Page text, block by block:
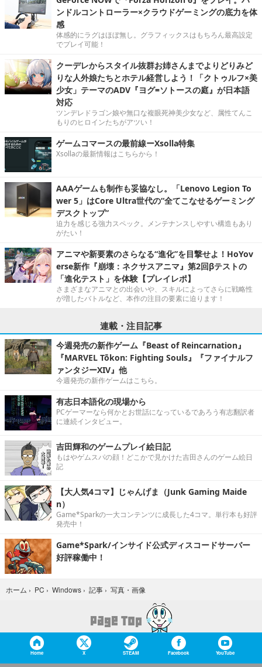
ンドルコントローラー×クラウドゲーミングの底力を体
感
体感的にラグはほぼ無し。グラフィックスはもちろん最高設定
でプレイ可能！
クーデレからスタイル抜群お姉さんまでよりどりみど
りな人外娘たちとホテル経営しよう！「クトゥルフ×美
少女」テーマのADV『ヨグ=ソトースの庭』が日本語
対応
ツンデレドラゴン娘や無口な複眼死神美少女など、属性てんこ
もりのヒロインたちがアツい！
ゲームコマースの最前線ーXsolla特集
Xsollaの最新情報はこちらから！
AAAゲームも制作も妥協なし。「Lenovo Legion To
wer 5」はCore Ultra世代の“全てこなせるゲーミング
デスクトップ”
迫力を感じる強力スペック。メンテナンスしやすい構造もあり
がたい！
アニマや新要素のさらなる“進化”を目撃せよ！HoYov
erse新作『崩壊：ネクサスアニマ』第2回βテストの
「進化テスト」を体験【プレイレポ】
さまざまなアニマとの出会いや、スキルによってさらに戦略性
が増したバトルなど、本作の注目の要素に迫ります！
連載・注目記事
今週発売の新作ゲーム『Beast of Reincarnation』
『MARVEL Tōkon: Fighting Souls』『ファイナルフ
ァンタジーXIV』他
今週発売の新作ゲームはこちら。
有志日本語化の現場から
PCゲーマーなら何かとお世話になっているであろう有志翻訳者
に連続インタビュー。
吉田輝和のゲームプレイ絵日記
もはやゲムスパの顔！どこかで見かけた吉田さんのゲーム絵日
記
【大人気4コマ】じゃんげま（Junk Gaming Maide
n）
Game*Sparkの一大コンテンツに成長した4コマ。単行本も好評
発売中！
Game*Spark/インサイド公式ディスコードサーバー
好評稼働中！
ホーム › PC › Windows › 記事 › 写真・画像
Home X STEAM Facebook YouTube